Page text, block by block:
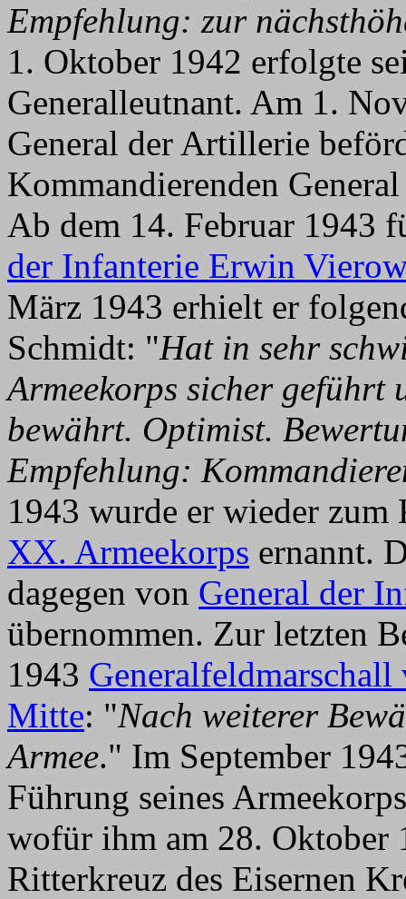
Empfehlung: zur
1. Oktober 1942 erfolgte
Generalleutnant. Am 1.
General der Artillerie
Kommandierenden
Ab dem 14. Februar 1943
der Infanterie Erwin
März 1943 erhielt er
Schmidt: "Hat in sehr
Armeekorps sicher geführt
bewährt. Optimist.
Empfehlung:
1943 wurde er wieder zum
XX. Armeekorps ernannt.
dagegen von General der
übernommen. Zur letzten
1943
Mitte: "Nach weiterer
Armee." Im September
Führung seines
wofür ihm am 28. Oktober
Ritterkreuz des Eisernen